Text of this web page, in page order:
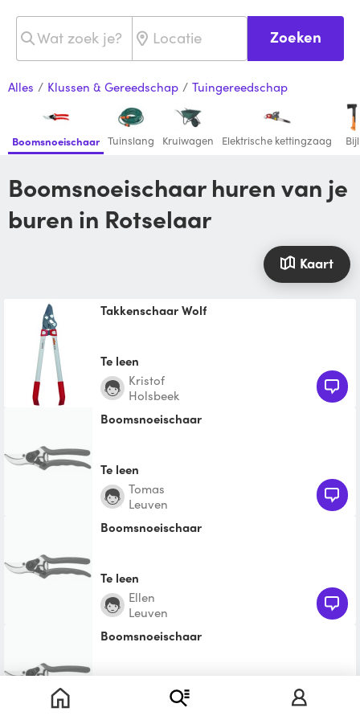
Zoeken
Alles / Klussen & Gereedschap / Tuingereedschap
Boomsnoeischaar Tuinslang Kruiwagen Elektrische kettingzaag Bijl
Boomsnoeischaar huren van je
buren in Rotselaar
Kaart
Takkenschaar Wolf
Te leen
Kristof
Holsbeek
Boomsnoeischaar
Te leen
Tomas
Leuven
Boomsnoeischaar
Te leen
Ellen
Leuven
Boomsnoeischaar